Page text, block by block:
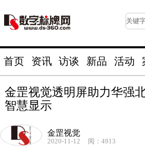
首页 资讯 访谈 新品 活动
金罡视觉透明屏助力华强
智慧显示
金罡视觉
2020-11-12 阅：4913